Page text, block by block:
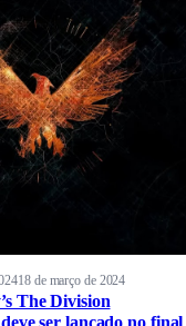
18 de março de 2024
The Division